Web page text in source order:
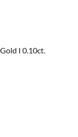
I 0.10ct.